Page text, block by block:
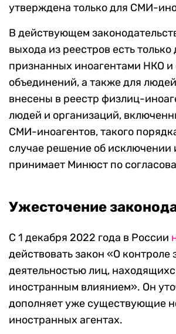
утверждена только для СМИ-
В действующем
выхода из реестров есть только
признанных иноагентами НКО
объединений, а также для
внесены в реестр физлиц-
людей и организаций,
СМИ-иноагентов, такого
случае решение об исключении
принимает Минюст по
Ужесточение
С 1 декабря 2022 года в России
действовать закон «О контроле
деятельностью лиц,
иностранным влиянием». Он
дополняет уже существующие
иностранных агентах.